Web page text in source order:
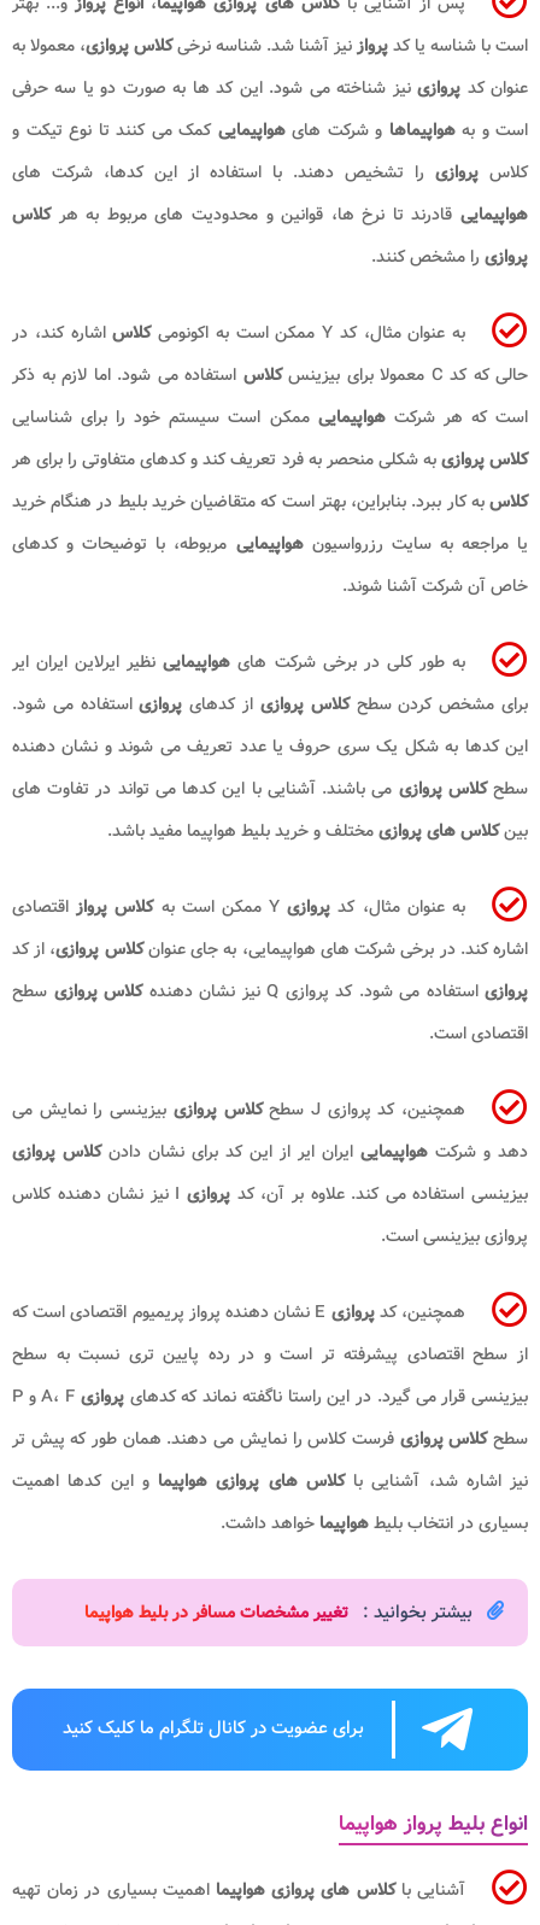
است با شناسه یا کدپروازنیز آشنا شد. شناسه نرخیکلاس پروازی، معمولا به
عنوان کد پروازینیز شناخته می شود. این کد ها به صورت دو یا سه حرفی
است و بههواپیماها و شرکت هایهواپیمایی کمک می کنند تا نوع تیکت و
کلاس پروازی را تشخیص دهند. با استفاده از این کدها، شرکت های
هواپیمایی قادرند تا نرخ ها، قوانین و محدودیت های مربوط به هرکلاس
پروازی را مشخص کنند.
به عنوان مثال، کد Y ممکن است به اکونومی کلاساشاره کند، در
حالی که کد C معمولا برای بیزینس
کلاس استفاده می شود. اما لازم به ذکر
است که هر شرکتهواپیمایی ممکن است سیستم خود را برای شناسایی
کلاس پروازیبه شکلی منحصر به فرد تعریف کند و کدهای متفاوتی را برای هر
کلاسبه کار ببرد. بنابراین، بهتر است که متقاضیان خرید بلیط در هنگام خرید
یا مراجعه به سایت رزرواسیونهواپیمایی مربوطه، با توضیحات و کدهای
خاص آن شرکت آشنا شوند.
به طور کلی در برخی شرکت های هواپیمایینظیر ایرلاین ایران ایر
برای مشخص کردن سطحکلاس پروازی از کدهای پروازیاستفاده می شود.
این کدها به شکل یک سری حروف یا عدد تعریف می شوند و نشان دهنده
سطحکلاس پروازی می باشند. آشنایی با این کدها می تواند در تفاوت های
بینکلاس های پروازیمختلف و خرید بلیط هواپیما مفید باشد.
به عنوان مثال، کد پروازیY ممکن است به کلاس پرواز اقتصادی
اشاره کند. در برخی شرکت های هواپیمایی، به جای عنوانکلاس پروازی، از کد
پروازی استفاده می شود. کد پروازی Q نیز نشان دهنده کلاس پروازی سطح
اقتصادی است.
همچنین، کد پروازی J سطح کلاس پروازی بیزینسی را نمایش می
دهد و شرکت هواپیمایی ایران ایر از این کد برای نشان دادنکلاس پروازی
بیزینسی استفاده می کند. علاوه بر آن، کد پروازی
I نیز نشان دهنده کلاس
پروازی بیزینسی است.
همچنین، کدپروازی
E نشان دهنده پرواز پریمیوم اقتصادی است که
از سطح اقتصادی پیشرفته تر است و در رده پایین تری نسبت به سطح
بیزینسی قرار می گیرد. در این راستا ناگفته نماند که کدهایپروازی
A، F و P
سطحکلاس پروازی فرست کلاس را نمایش می دهند. همان طور که پیش تر
نیز اشاره شد، آشنایی باکلاس های پروازی هواپیما و این کدها اهمیت
بسیاری در انتخاب بلیطهواپیما خواهد داشت.
بیشتر بخوانید : تغییر مشخصات مسافر در بلیط هواپیما
برای عضویت در کانال تلگرام ما کلیک کنید
انواع بلیط پرواز هواپیما
آشنایی باکلاس های پروازی هواپیما اهمیت بسیاری در زمان تهیه